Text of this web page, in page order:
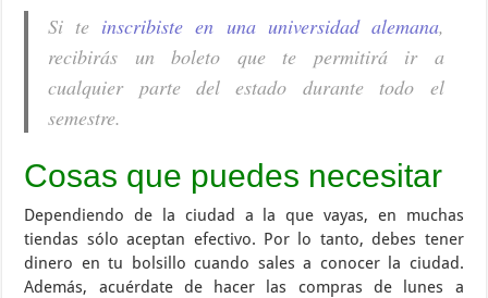
Si te inscribiste en una universidad alemana,
recibirás un boleto que te permitirá ir a
cualquier parte del estado durante todo el
semestre.
Cosas que puedes necesitar
Dependiendo de la ciudad a la que vayas, en muchas
tiendas sólo aceptan efectivo. Por lo tanto, debes tener
dinero en tu bolsillo cuando sales a conocer la ciudad.
Además, acuérdate de hacer las compras de lunes a